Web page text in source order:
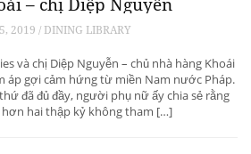
– chị Diệp Nguyễn
2019 / DINING LIBRARY
và chị Diệp Nguyễn – chủ nhà hàng Khoái
áp gợi cảm hứng từ miền Nam nước Pháp.
đã đủ đầy, người phụ nữ ấy chia sẻ rằng
hơn hai thập kỷ không tham […]